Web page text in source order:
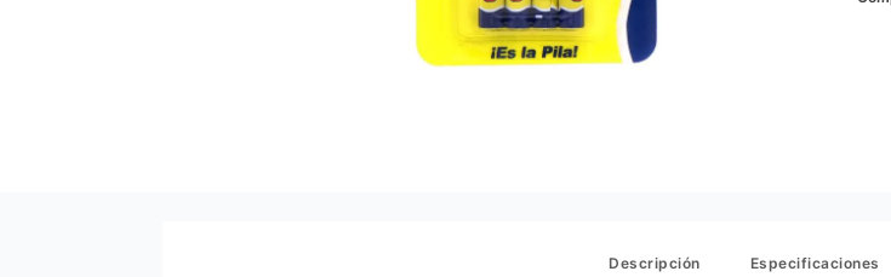
Descripción Especificaciones